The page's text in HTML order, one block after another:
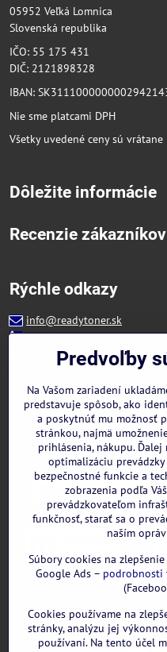
05952 Veľká Lomnica
Slovenská republika
IČO: 55 175 431
DIČ: 2121898328
IBAN:
Nie sme platcami DPH
Všetky uvedené ceny sú vrátane
Dôležite informácie
Recenzie zákazníkov
Rýchle odkazy
info@readytoner.sk
+421 944 322 536 (PO-PIA:
Facebook
Instagram
WhatsApp
Predvoľby
Na Vašom zariadení
predstavuje spôsob, ako
a poskytnúť mu možnosť
stránkou, najmä
prihlásenia, nákupu.
optimalizáciu
bezpečnostné funkcie a
zobrazenia podľa
prevádzkovateľom
funkčnosť, starať sa o
naším
Súbory cookies na
Google Ads – podrobnosti
Cookies používame na
stránky, analýzu jej
používaní. Na tento účel